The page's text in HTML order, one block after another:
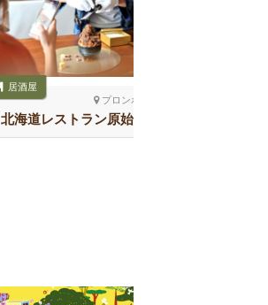
プロンポン南
居酒屋
北海道レストラン原始焼き
スクンビット26